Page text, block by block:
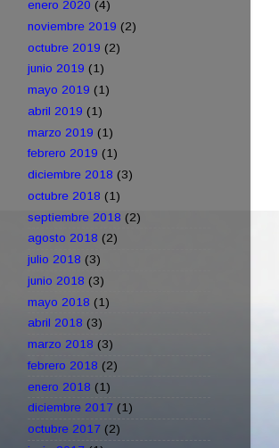
enero 2020 (4)
noviembre 2019 (2)
octubre 2019 (2)
junio 2019 (1)
mayo 2019 (1)
abril 2019 (1)
marzo 2019 (1)
febrero 2019 (1)
diciembre 2018 (3)
octubre 2018 (1)
septiembre 2018 (2)
agosto 2018 (2)
julio 2018 (3)
junio 2018 (3)
mayo 2018 (1)
abril 2018 (3)
marzo 2018 (3)
febrero 2018 (2)
enero 2018 (1)
diciembre 2017 (1)
octubre 2017 (2)